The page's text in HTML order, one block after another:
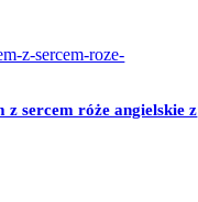
z sercem róże angielskie z